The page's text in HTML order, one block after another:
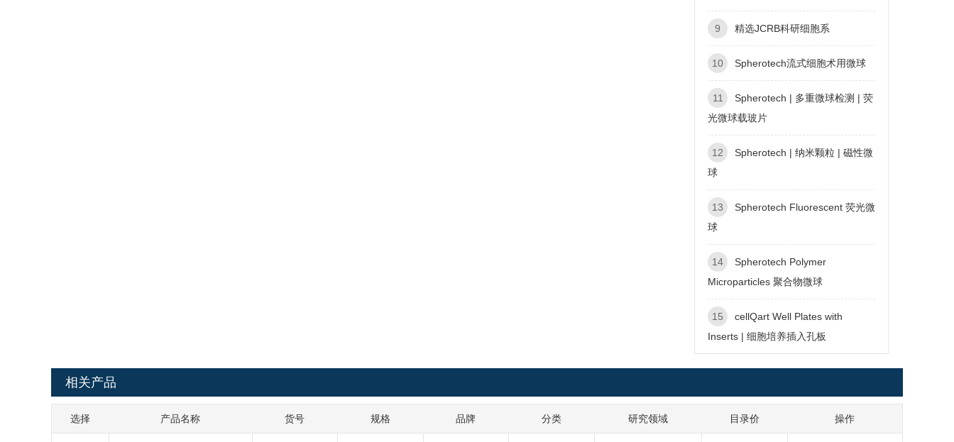
9 精选JCRB科研细胞系
10 Spherotech流式细胞术用微球
11
Spherotech | 多重微球检测 | 荧
光微球载玻片
12
Spherotech | 纳米颗粒 | 磁性微
球
13
Spherotech Fluorescent 荧光微
球
14
Spherotech Polymer
Microparticles 聚合物微球
15
cellQart Well Plates with
Inserts | 细胞培养插入孔板
相关产品
选择 产品名称 货号 规格 品牌 分类 研究领域 目录价 操作